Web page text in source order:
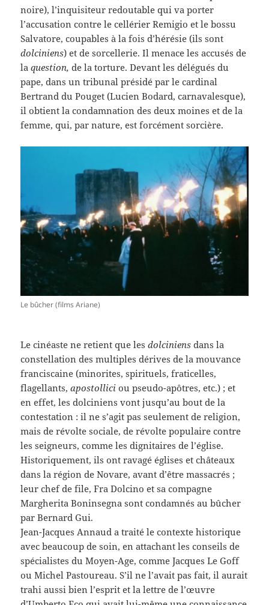
noire), l’inquisiteur redoutable qui va porter
l’accusation contre le cellérier Remigio et le bossu
Salvatore, coupables à la fois d’hérésie (ils sont
dolciniens) et de sorcellerie. Il menace les accusés de
laquestion, de la torture. Devant les délégués du
pape, dans un tribunal présidé par le cardinal
Bertrand du Pouget (Lucien Bodard, carnavalesque),
il obtient la condamnation des deux moines et de la
femme, qui, par nature, est forcément sorcière.
Le bûcher (films Ariane)
Le cinéaste ne retient que lesdolciniens dans la
constellation des multiples dérives de la mouvance
franciscaine (minorites, spirituels, fraticelles,
flagellants,apostollici ou pseudo-apôtres, etc.) ; et
en effet, les dolciniens vont jusqu’au bout de la
contestation : il ne s’agit pas seulement de religion,
mais de révolte sociale, de révolte populaire contre
les seigneurs, comme les dignitaires de l’église.
Historiquement, ils ont ravagé églises et châteaux
dans la région de Novare, avant d’être massacrés ;
leur chef de file, Fra Dolcino et sa compagne
Margherita Boninsegna sont condamnés au bûcher
par Bernard Gui.
Jean-Jacques Annaud a traité le contexte historique
avec beaucoup de soin, en attachant les conseils de
spécialistes du Moyen-Age, comme Jacques Le Goff
ou Michel Pastoureau. S’il ne l’avait pas fait, il aurait
trahi aussi bien l’esprit et la lettre de l’œuvre